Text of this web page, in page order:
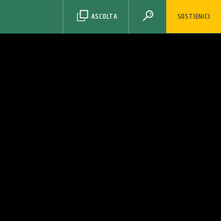
SOSTIENICI
ASCOLTA